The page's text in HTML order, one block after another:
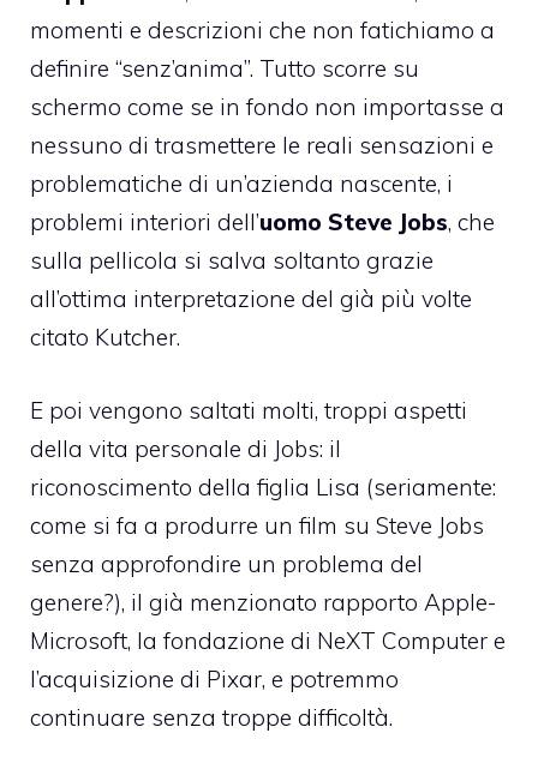
momenti e descrizioni che non fatichiamo a
definire “senz’anima”. Tutto scorre su
schermo come se in fondo non importasse a
nessuno di trasmettere le reali sensazioni e
problematiche di un’azienda nascente, i
problemi interiori dell’uomo Steve Jobs, che
sulla pellicola si salva soltanto grazie
all’ottima interpretazione del già più volte
citato Kutcher.
E poi vengono saltati molti, troppi aspetti
della vita personale di Jobs: il
riconoscimento della figlia Lisa (seriamente:
come si fa a produrre un film su Steve Jobs
senza approfondire un problema del
genere?), il già menzionato rapporto Apple-
Microsoft, la fondazione di NeXT Computer e
l’acquisizione di Pixar, e potremmo
continuare senza troppe difficoltà.